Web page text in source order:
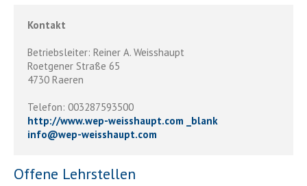
Kontakt
Betriebsleiter: Reiner A. Weisshaupt
Roetgener Straße 65
4730 Raeren
Telefon: 003287593500
http://www.wep-weisshaupt.com _blank
info@wep-weisshaupt.com
Offene Lehrstellen